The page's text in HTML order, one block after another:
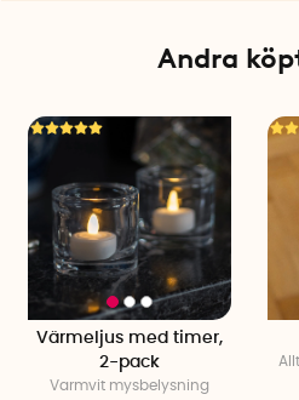
Andra
Värmeljus med timer,
2-pack
Varmvit mysbelysning